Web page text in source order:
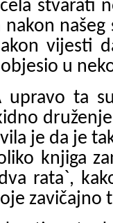
stvarati
vijesti
u
upravo ta
je da je
knjiga
rata`,
zavičajno